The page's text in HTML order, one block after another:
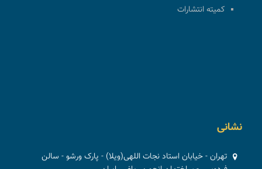
کمیته انتشارات
نشانی
تهران - خیابان استاد نجات اللهی(ویلا) - پارک ورشو - سالن